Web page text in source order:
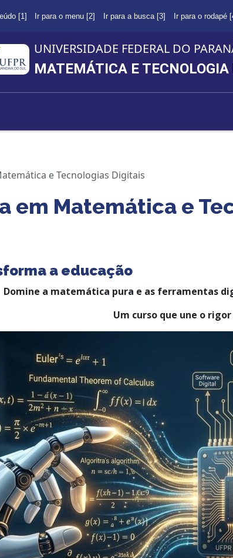
[1] Ir para o menu [2] Ir para a busca [3] Ir para o rodapé
UNIVERSIDADE FEDERAL DO
MATEMÁTICA E TECNOLOGIA
e Tecnologias Digitais
em Matemática e
a educação
Domine a matemática pura e as ferramentas
Um curso que une o